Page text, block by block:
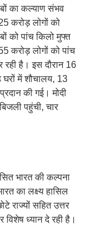
का कल्याण संभव
करोड़ लोगों को
को पांच किलो मुफ्त
करोड़ लोगों को पांच
है। इस दौरान 16
में शौचालय, 13
की गई। मोदी
पहुंची, चार
भारत की कल्पना
का लक्ष्य हासिल
राज्यों सहित उत्तर
विशेष ध्यान दे रही है।